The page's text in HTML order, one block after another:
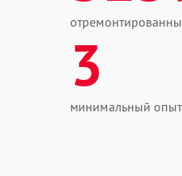
3
минимальный